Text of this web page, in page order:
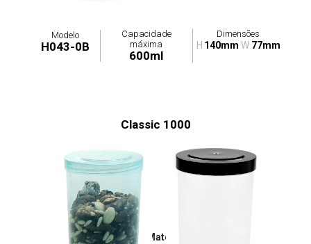
Modelo
H043-0B
Capacidade
máxima
600ml
Dimensões
H 140mm W 77mm
Classic 1000
Tampa: H044-0T / Materiais Disponíveis: